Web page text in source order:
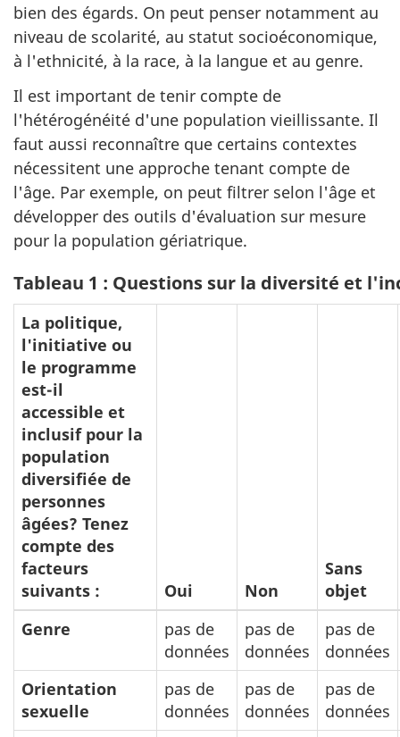
bien des égards. On peut penser notamment au
niveau de scolarité, au statut socioéconomique,
à l'ethnicité, à la race, à la langue et au genre.
Il est important de tenir compte de
l'hétérogénéité d'une population vieillissante. Il
faut aussi reconnaître que certains contextes
nécessitent une approche tenant compte de
l'âge. Par exemple, on peut filtrer selon l'âge et
développer des outils d'évaluation sur mesure
pour la population gériatrique.
Tableau 1 : Questions sur la diversité et
La politique,
l'initiative ou
le programme
est-il
accessible et
inclusif pour la
population
diversifiée de
personnes
âgées? Tenez
compte des
facteurs
suivants :
Oui Non
Sans
objet
Genre
pas de
données
pas de
données
pas de
données
Orientation
sexuelle
pas de
données
pas de
données
pas de
données